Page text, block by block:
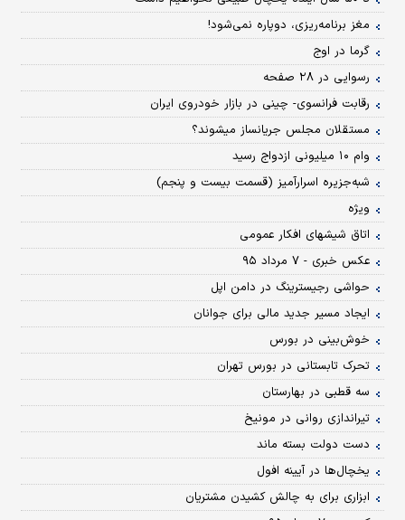
مغز برنامه‌ریزی، دوپاره نمی‌شود!
گرما در اوج
رسوایی در ۲۸ صفحه
رقابت فرانسوی- چینی در بازار خودروی ایران
مستقلان مجلس جریان‏ساز می‏شوند؟
وام ۱۰ میلیونی ازدواج رسید
شبه‌جزیره اسرارآمیز (قسمت بیست و پنجم)
ویژه
اتاق شیشه‏ای افکار عمومی
عکس خبری - ۷ مرداد ۹۵
حواشی رجیسترینگ در دامن اپل
ایجاد مسیر جدید مالی برای جوانان
خوش‌بینی در بورس
تحرک تابستانی در بورس تهران
سه قطبی در بهارستان
تیراندازی روانی در مونیخ
دست دولت بسته ماند
یخچال‌ها در آیینه افول
ابزاری برای به چالش کشیدن مشتریان